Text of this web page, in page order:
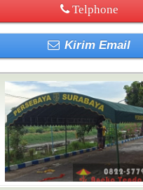
Telphone
Kirim Email